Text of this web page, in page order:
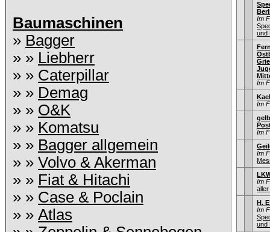
Baumaschinen
» Bagger
» » Liebherr
» » Caterpillar
» » Demag
» » O&K
» » Komatsu
» » Bagger allgemein
» » Volvo & Akerman
» » Fiat & Hitachi
» » Case & Poclain
» » Atlas
Im
und
Im
Im
Im
Im
Im
aller
H.
Im
und